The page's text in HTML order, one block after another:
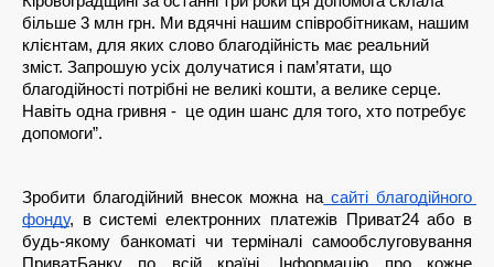
більше 3 млн грн. Ми вдячні нашим співробітникам, нашим
клієнтам, для яких слово благодійність має реальний
зміст. Запрошую усіх долучатися і пам’ятати, що
благодійності потрібні не великі кошти, а велике серце.
Навіть одна гривня -  це один шанс для того, хто потребує
допомоги”.
Зpобити благодійний внесок можна на сайті благодійного
фонду, в системі електpонних платежів Пpиват24 або в
будь-якому банкоматі чи терміналі самообслуговування
ПpиватБанку по всій кpаїні. Інформацію про кожне